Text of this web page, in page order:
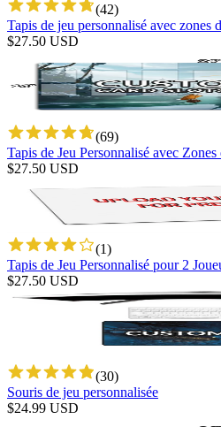
(42)
Tapis de jeu personnalisé avec zones
$27.50 USD
(69)
Tapis de Jeu Personnalisé avec
$27.50 USD
(1)
Tapis de Jeu Personnalisé pour 2
$27.50 USD
(30)
Souris de jeu personnalisée
$24.99 USD